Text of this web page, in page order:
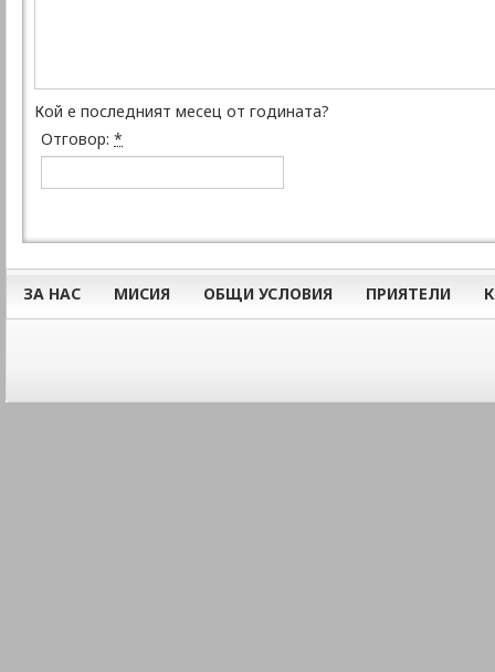
Кой е последният месец от годината?
Отговор: *
ЗА НАС МИСИЯ ОБЩИ УСЛОВИЯ ПРИЯТЕЛИ